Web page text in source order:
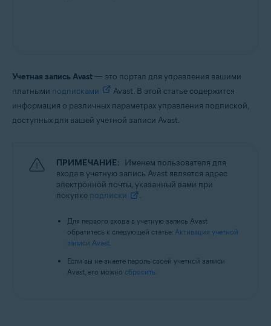
Учетная запись Avast— это портал для управления вашими
платными подписками
Avast. В этой статье содержится
информация о различных параметрах управления подпиской,
доступных для вашей учетной записи Avast.
ПРИМЕЧАНИЕ: Именем пользователя для
входа в учетную запись Avast является адрес
электронной почты, указанный вами при
покупке подписки .
Для первого входа в учетную запись Avast
обратитесь к следующей статье: Активация учетной
записи Avast.
Если вы не знаете пароль своей учетной записи
Avast, его можно сбросить.